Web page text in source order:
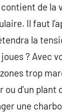
de
Il faut
la
? Avec
trop
ou d’un
une